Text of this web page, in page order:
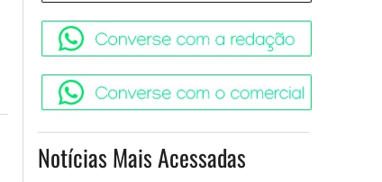
Notícias Mais Acessadas